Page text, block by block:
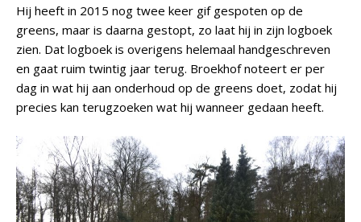
Hij heeft in 2015 nog twee keer gif gespoten op de
greens, maar is daarna gestopt, zo laat hij in zijn logboek
zien. Dat logboek is overigens helemaal handgeschreven
en gaat ruim twintig jaar terug. Broekhof noteert er per
dag in wat hij aan onderhoud op de greens doet, zodat hij
precies kan terugzoeken wat hij wanneer gedaan heeft.